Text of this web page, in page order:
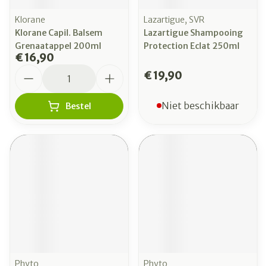
Klorane
Klorane Capil. Balsem
Grenaatappel 200ml
€ 16,90
Bestel
Lazartigue, SVR
Lazartigue Shampooing
Protection Eclat 250ml
€ 19,90
Niet beschikbaar
Phyto Phyto